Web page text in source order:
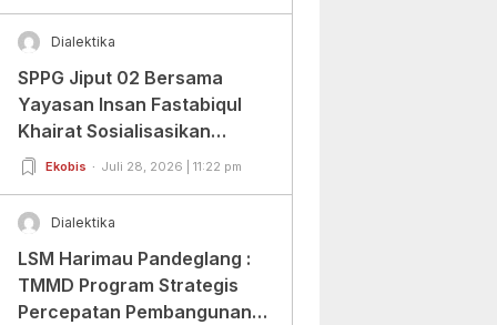
Dialektika
SPPG Jiput 02 Bersama
Yayasan Insan Fastabiqul
Khairat Sosialisasikan
Aplikasi Uji Organoleptik
Ekobis Juli 28, 2026 | 11:22 pm
Dialektika
LSM Harimau Pandeglang :
TMMD Program Strategis
Percepatan Pembangunan